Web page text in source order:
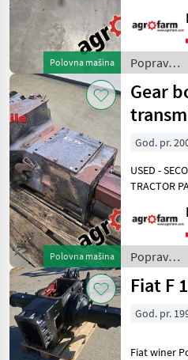
New Holland
John Deere
Massey Ferguson
Renault
Deutz-Fahr
Prikaži
sve
(18)
MARKETPLACE
Marketplace
Ponude
trgovaca
Oglasi
Polovna mašina
message
whatsapp.
Bei
Popravak
i rezervni
dijelovi /
Fiat
Polovna mašina
Gear
110-90
God. pr.
USED -
TRACTOR
message
whatsapp.
Bei
Popravak
i rezervni
dijelovi /
Fiat F
God. pr.
Fiat winer Popravak i